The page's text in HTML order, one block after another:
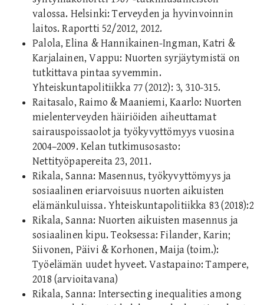
valossa. Helsinki: Terveyden ja hyvinvoinnin
laitos. Raportti 52/2012, 2012.
Palola, Elina & Hannikainen-Ingman, Katri &
Karjalainen, Vappu: Nuorten syrjäytymistä on
tutkittava pintaa syvemmin.
Yhteiskuntapolitiikka 77 (2012): 3, 310-315.
Raitasalo, Raimo & Maaniemi, Kaarlo: Nuorten
mielenterveyden häiriöiden aiheuttamat
sairauspoissaolot ja työkyvyttömyys vuosina
2004–2009. Kelan tutkimusosasto:
Nettityöpapereita 23, 2011.
Rikala, Sanna: Masennus, työkyvyttömyys ja
sosiaalinen eriarvoisuus nuorten aikuisten
elämänkuluissa. Yhteiskuntapolitiikka 83 (2018):2
Rikala, Sanna: Nuorten aikuisten masennus ja
sosiaalinen kipu. Teoksessa: Filander, Karin;
Siivonen, Päivi & Korhonen, Maija (toim.):
Työelämän uudet hyveet. Vastapaino: Tampere,
2018 (arvioitavana)
Rikala, Sanna: Intersecting inequalities among